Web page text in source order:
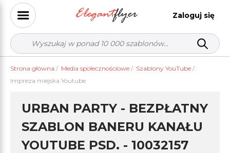
Zaloguj się
Strona główna / Media społecznościowe / Szablony YouTube /
Impreza miejska Youtube
URBAN PARTY - BEZPŁATNY
SZABLON BANERU KANAŁU
YOUTUBE PSD. - 10032157